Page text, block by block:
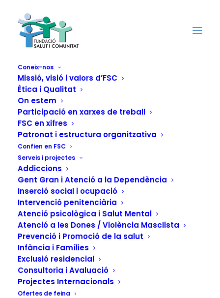
Coneix-nos
Missió, visió i valors d’FSC
Ètica i Qualitat
On estem
Participació en xarxes de treball
FSC en xifres
Patronat i estructura organitzativa
Confien en FSC
Serveis i projectes
Addiccions
Gent Gran i Atenció a la Dependència
Inserció social i ocupació
Intervenció penitenciària
Atenció psicològica i Salut Mental
Atenció a les Dones / Violència Masclista
Prevenció i Promoció de la salut
Infància i Famílies
Exclusió residencial
Consultoria i Avaluació
Projectes Internacionals
Ofertes de feina
FSC celebra la XI
Jornada
Noctámbul@s:
«Mirades feministes
als imaginaris
socials. Prevenció i
abordatge de
violències sexuals i
drogues en
contextos d'oci»